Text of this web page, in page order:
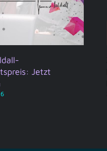
Jetzt